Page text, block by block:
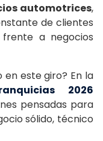
automotrices,
de clientes
a negocios
en este giro? En la
2026
pensadas para
sólido, técnico